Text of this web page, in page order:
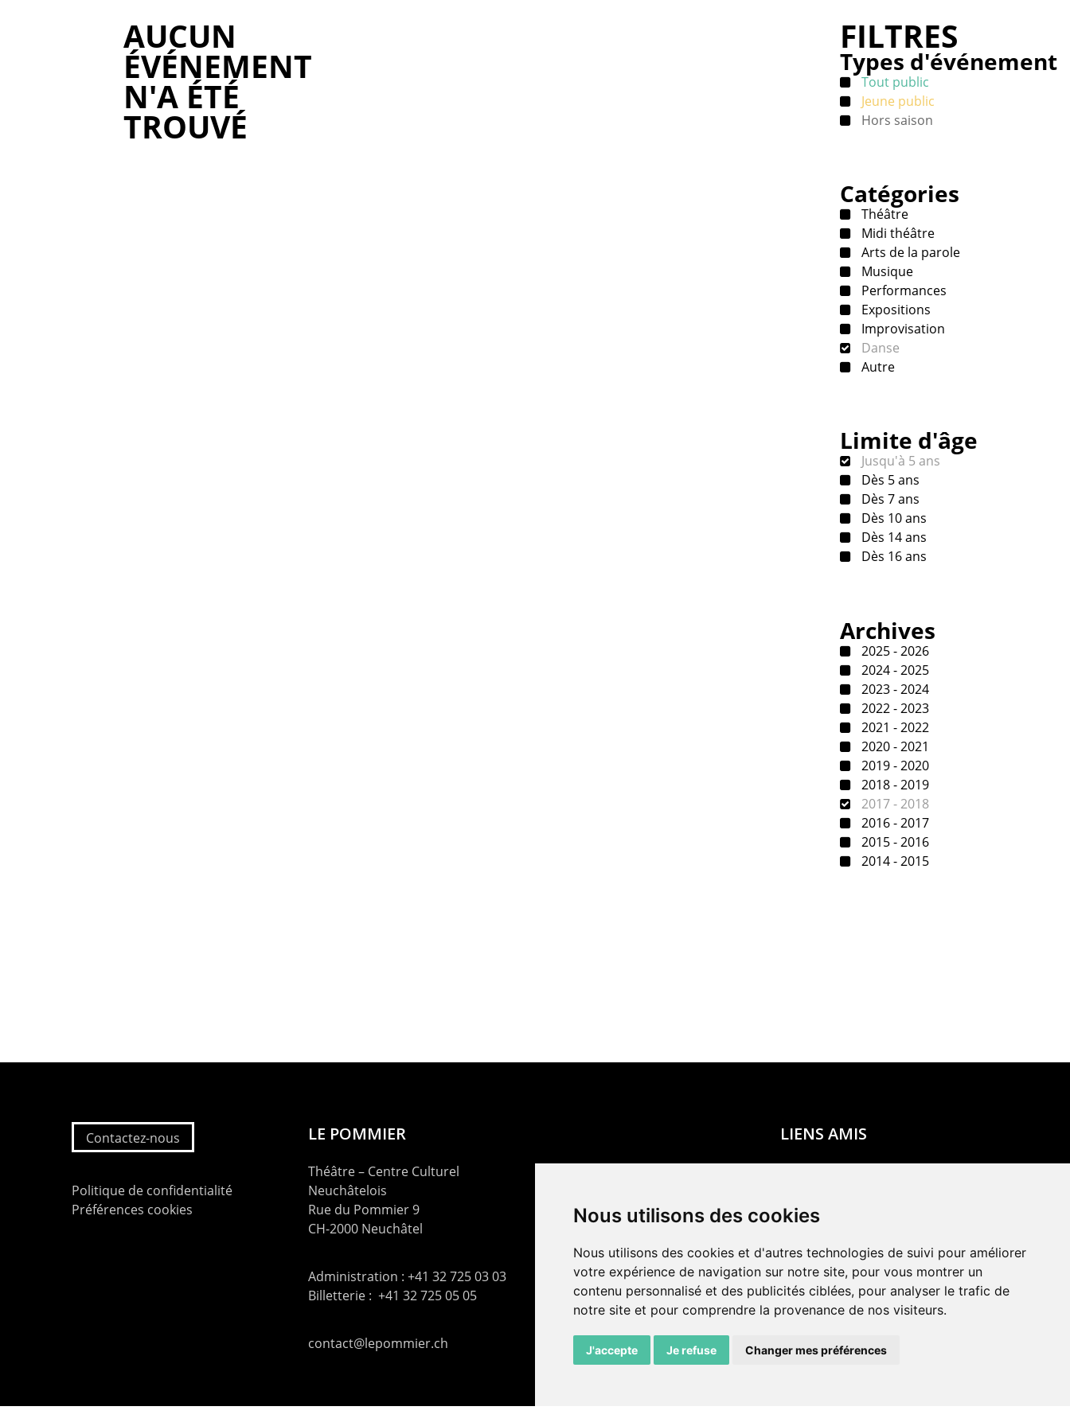
Nous utilisons des cookies
Nous utilisons des cookies et d'autres technologies de suivi pour améliorer
votre expérience de navigation sur notre site, pour vous montrer un
contenu personnalisé et des publicités ciblées, pour analyser le trafic de
notre site et pour comprendre la provenance de nos visiteurs.
J'accepte Je refuse Changer mes préférences
AUCUN
ÉVÉNEMENT
N'A ÉTÉ
TROUVÉ
FILTRES
Types d'événement
Tout public
Jeune public
Hors saison
Catégories
Théâtre
Midi théâtre
Arts de la parole
Musique
Performances
Expositions
Improvisation
Danse
Autre
Limite d'âge
Jusqu'à 5 ans
Dès 5 ans
Dès 7 ans
Dès 10 ans
Dès 14 ans
Dès 16 ans
Archives
2025 - 2026
2024 - 2025
2023 - 2024
2022 - 2023
2021 - 2022
2020 - 2021
2019 - 2020
2018 - 2019
2017 - 2018
2016 - 2017
2015 - 2016
2014 - 2015
Contactez-nous
Politique de confidentialité
Préférences cookies
LE POMMIER
Théâtre – Centre Culturel
Neuchâtelois
Rue du Pommier 9
CH-2000 Neuchâtel
Administration : +41 32 725 03 03
Billetterie : +41 32 725 05 05
contact@lepommier.ch
LIENS AMIS